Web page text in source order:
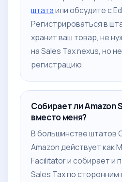
штатаили обсудите с
Регистрироваться в
хранит ваш товар, не
на Sales Tax nexus, но
регистрацию.
Собирает ли Amazon
вместо меня?
В большинстве штатов
Amazon действует как
Facilitator и собирает и
Sales Tax по